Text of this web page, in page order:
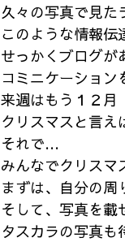
久々の写真で見
このような情報伝
せっかくブログが
コミニケーション
来週はもう１
クリスマスと言
それで…
みんなでクリスマ
まずは、自分の周
そして、写真を載
タスカラの写真も